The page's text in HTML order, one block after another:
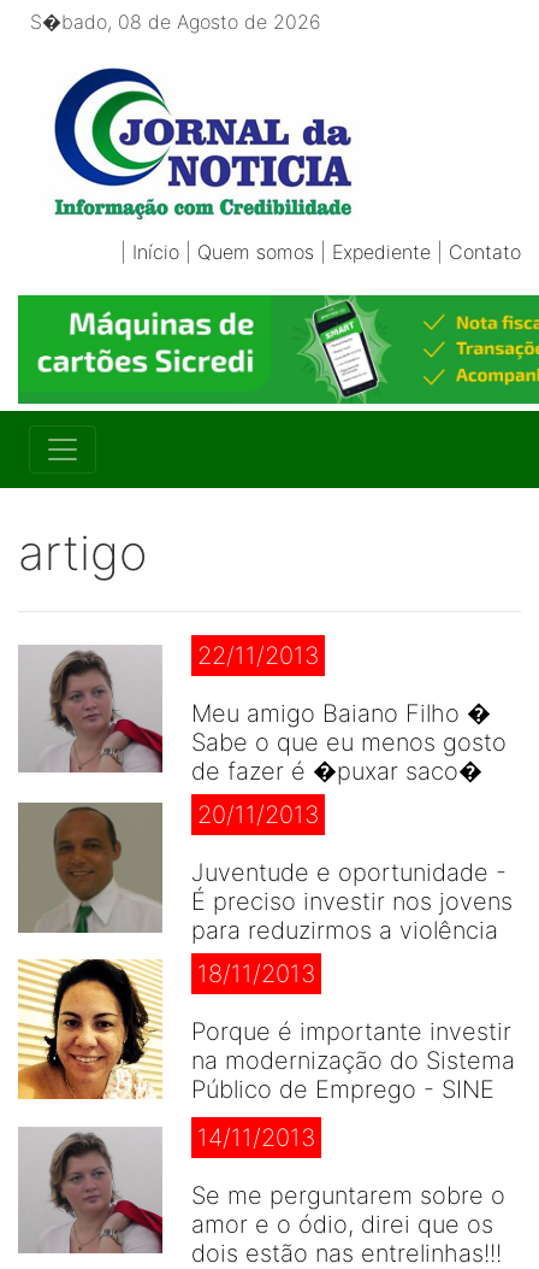
S�bado, 08 de Agosto de 2026
Início Quem somos Expediente Contato
artigo
22/11/2013
Meu amigo Baiano Filho �
Sabe o que eu menos gosto
de fazer é �puxar saco�
20/11/2013
Juventude e oportunidade -
É preciso investir nos jovens
para reduzirmos a violência
18/11/2013
Porque é importante investir
na modernização do Sistema
Público de Emprego - SINE
14/11/2013
Se me perguntarem sobre o
amor e o ódio, direi que os
dois estão nas entrelinhas!!!